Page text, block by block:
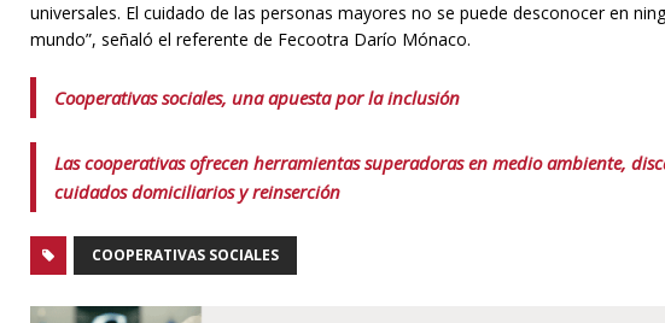
universales. El cuidado de las personas mayores no se puede desconocer en
mundo”, señaló el referente de Fecootra Darío Mónaco.
Cooperativas sociales, una apuesta por la inclusión
Las cooperativas ofrecen herramientas superadoras en medio ambiente,
cuidados domiciliarios y reinserción
COOPERATIVAS SOCIALES